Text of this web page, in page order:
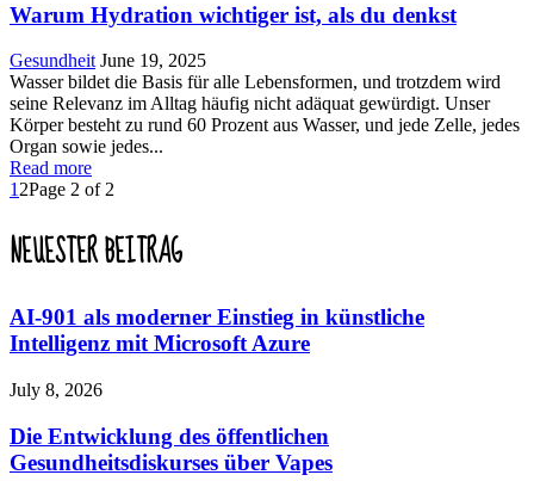
Warum Hydration wichtiger ist, als du denkst
Gesundheit June 19, 2025
Wasser bildet die Basis für alle Lebensformen, und trotzdem wird
seine Relevanz im Alltag häufig nicht adäquat gewürdigt. Unser
Körper besteht zu rund 60 Prozent aus Wasser, und jede Zelle, jedes
Organ sowie jedes...
Read more
1 2Page 2 of 2
NEUESTER BEITRAG
AI-901 als moderner Einstieg in künstliche
Intelligenz mit Microsoft Azure
July 8, 2026
Die Entwicklung des öffentlichen
Gesundheitsdiskurses über Vapes